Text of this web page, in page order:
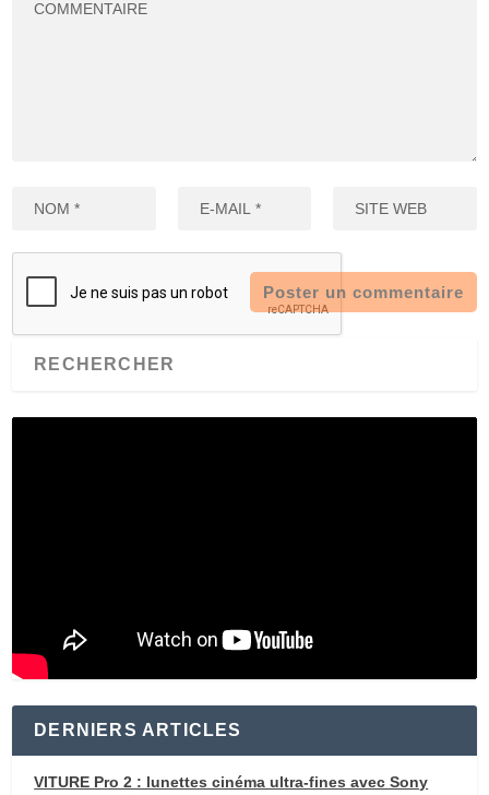
DERNIERS ARTICLES
VITURE Pro 2 : lunettes cinéma ultra-fines avec Sony